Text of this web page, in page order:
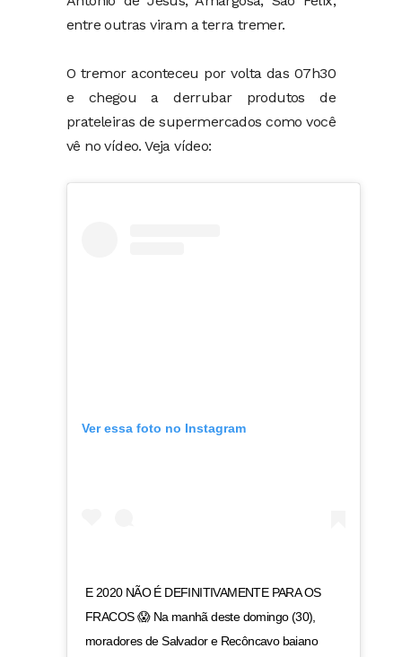
entre outras viram a terra tremer.
O tremor aconteceu por volta das 07h30
e chegou a derrubar produtos de
prateleiras de supermercados como você
vê no vídeo. Veja vídeo:
Ver essa foto no Instagram
E 2020 NÃO É DEFINITIVAMENTE PARA OS
FRACOS 😱 Na manhã deste domingo (30),
moradores de Salvador e Recôncavo baiano